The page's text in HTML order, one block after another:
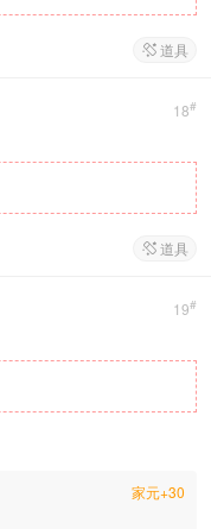
 道具
18#
 道具
19#
家元+30